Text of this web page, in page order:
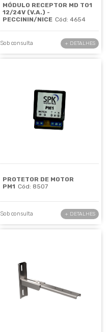
MÓDULO RECEPTOR MD T01
12/24V (V.A.) -
PECCININ/NICE Cód: 4654
Sob consulta + DETALHES
PROTETOR DE MOTOR
PM1 Cód: 8507
Sob consulta + DETALHES